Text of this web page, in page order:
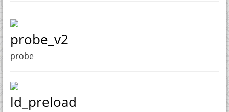
probe_v2
probe
ld_preload